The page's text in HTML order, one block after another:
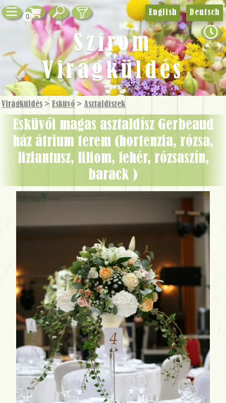
0
Virágküldés > Esküvő >Asztaldíszek
Esküvői magas asztaldísz Gerbeaud
ház átrium terem (hortenzia, rózsa,
liziantusz, liliom, fehér, rózsaszín,
barack )
English Deutsch
Szirom
Virágküldés